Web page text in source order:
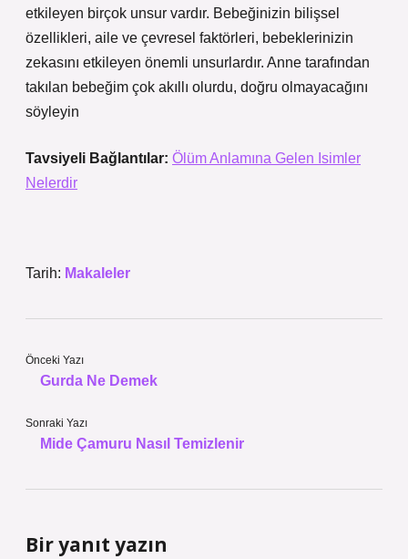
etkileyen birçok unsur vardır. Bebeğinizin bilişsel
özellikleri, aile ve çevresel faktörleri, bebeklerinizin
zekasını etkileyen önemli unsurlardır. Anne tarafından
takılan bebeğim çok akıllı olurdu, doğru olmayacağını
söyleyin
Tavsiyeli Bağlantılar: Ölüm Anlamına Gelen Isimler
Nelerdir
Tarih: Makaleler
Önceki Yazı
Gurda Ne Demek
Sonraki Yazı
Mide Çamuru Nasıl Temizlenir
Bir yanıt yazın